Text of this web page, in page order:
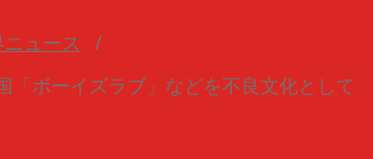
ュース /
ボーイズラブ」などを不良文化として